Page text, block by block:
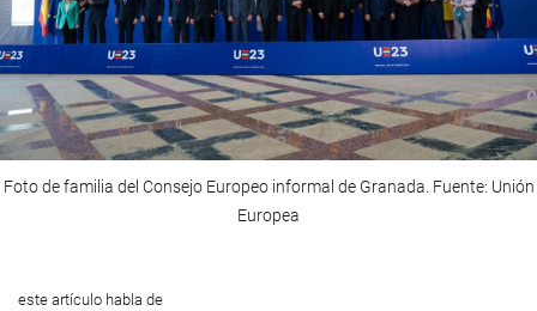
Foto de familia del Consejo Europeo informal de Granada. Fuente: Unión
Europea
este artículo habla de